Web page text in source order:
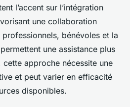
l’accent sur l’intégration
une collaboration
bénévoles et la
une assistance plus
approche nécessite une
et peut varier en efficacité
disponibles.